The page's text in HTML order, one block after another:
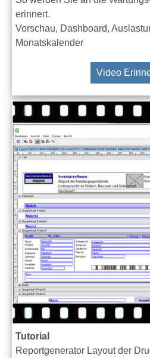
erinnert.
Vorschau, Dashboard,
Monatskalender
Video
Tutorial
Reportgenerator Layout der